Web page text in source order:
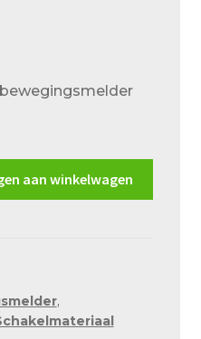
aan winkelwagen
,